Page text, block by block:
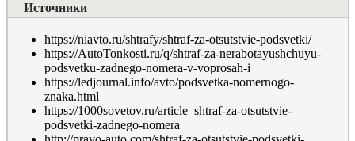
Источники
https://niavto.ru/shtrafy/shtraf-za-otsutstvie-podsvetki/
https://AutoTonkosti.ru/q/shtraf-za-nerabotayushchuyu-
podsvetku-zadnego-nomera-v-voprosah-i
https://ledjournal.info/avto/podsvetka-nomernogo-
znaka.html
https://1000sovetov.ru/article_shtraf-za-otsutstvie-
podsvetki-zadnego-nomera